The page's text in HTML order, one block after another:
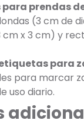
prendas
(3 cm de
cm x 3 cm) y
etiquetas para
para marcar
uso diario.